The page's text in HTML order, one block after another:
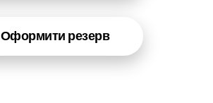
Оформити резерв